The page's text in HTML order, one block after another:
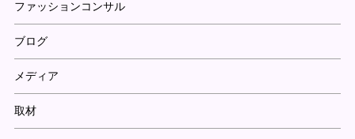
ファッションコンサル
ブログ
メディア
取材